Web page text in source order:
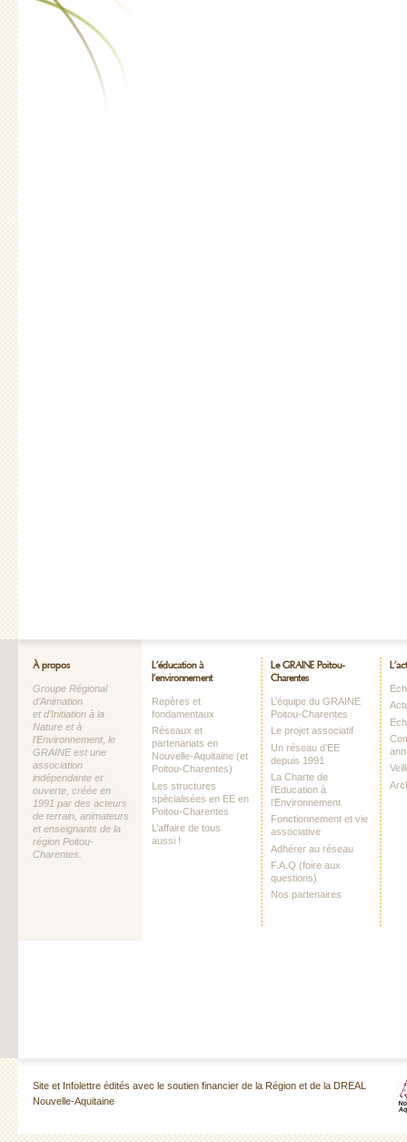
À propos
Groupe Régional
d’Animation
et d’Initiation à la
Nature et à
l’Environnement, le
GRAINE est une
association
indépendante et
ouverte, créée en
1991 par des acteurs
de terrain, animateurs
et enseignants de la
région Poitou-
Charentes.
L’éducation à
l’environnement
Repères et
fondamentaux
Réseaux et
partenariats en
Nouvelle-Aquitaine (et
Poitou-Charentes)
Les structures
spécialisées en EE en
Poitou-Charentes
L’affaire de tous
aussi !
Le GRAINE Poitou-
Charentes
L’équipe du GRAINE
Poitou-Charentes
Le projet associatif
Un réseau d’EE
depuis 1991
La Charte de
l’Education à
l’Environnement
Fonctionnement et vie
associative
Adhérer au réseau
F.A.Q (foire aux
questions)
Nos partenaires
Site et Infolettre édités avec le soutien financier de la Région et de la DREAL
Nouvelle-Aquitaine